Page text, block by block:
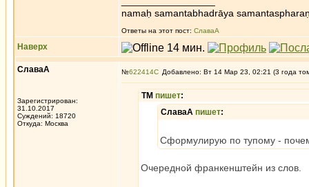
namaḥ samantabhadrāya
Ответы на этот пост: СлаваА
Наверх
СлаваА
Зарегистрирован:
31.10.2017
Суждений: 18720
Откуда: Москва
№622414 Добавлено: Вт 14 Мар 23, 02:21 (3 года
ТМ пишет:
СлаваА пишет:
Сформулирую по тупому -
Очередной франкенштейн из слов.